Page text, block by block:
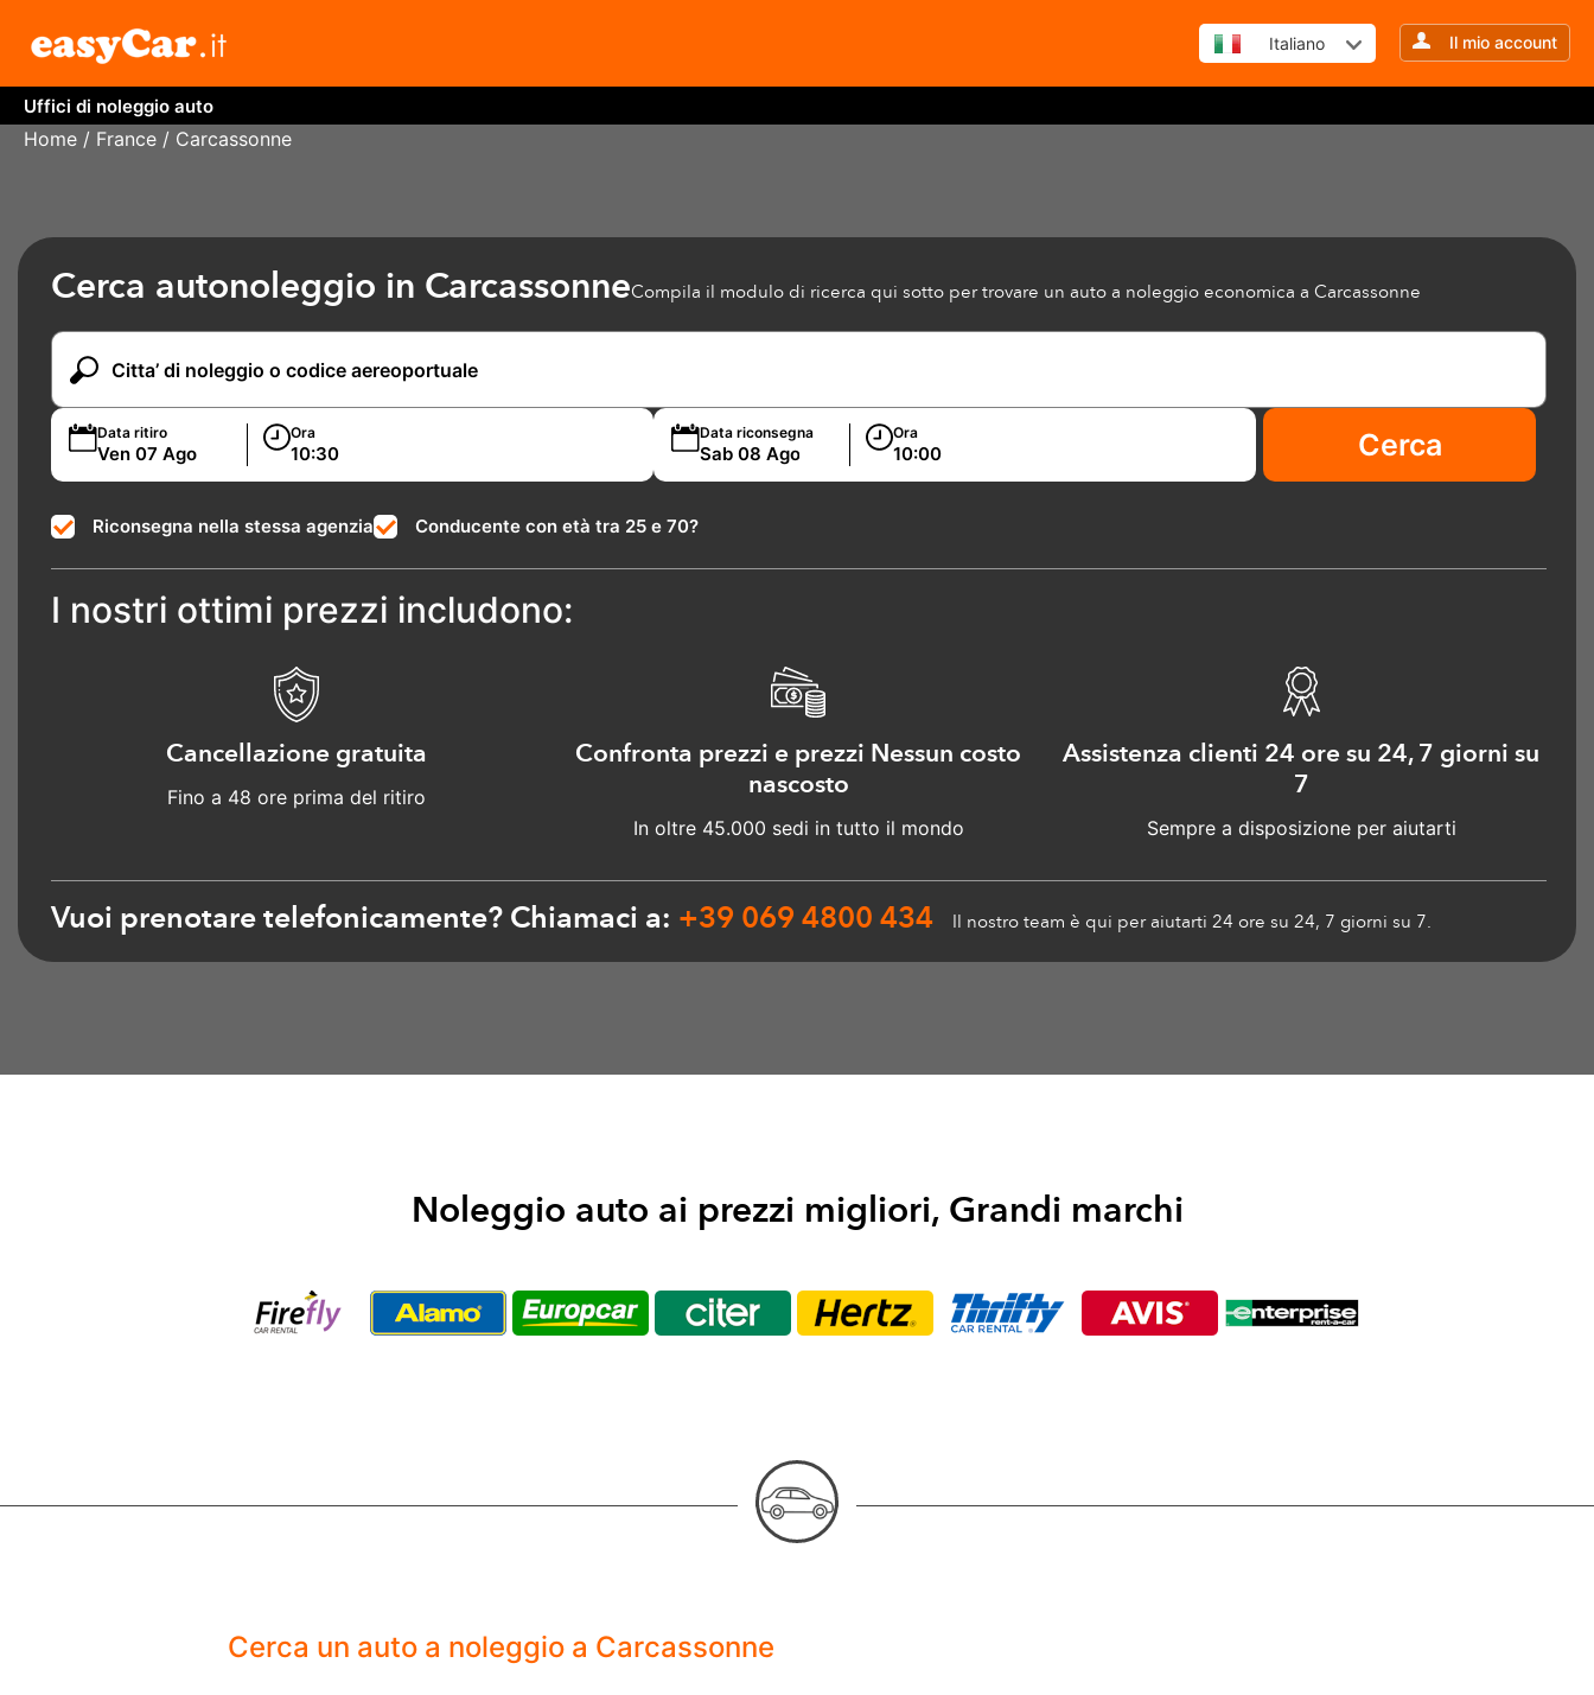
Italiano Il mio account
Uffici di noleggio auto
Home / France / Carcassonne
Cerca autonoleggio in CarcassonneCompila il modulo di ricerca qui sotto per trovare un auto a noleggio economica a Carcassonne
Data ritiro Ora Data riconsegna Ora
Riconsegna nella stessa agenzia Conducente con età tra 25 e 70?
I nostri ottimi prezzi includono:
Cancellazione gratuita
Fino a 48 ore prima del ritiro
Confronta prezzi e prezzi Nessun costo
nascosto
In oltre 45.000 sedi in tutto il mondo
Assistenza clienti 24 ore su 24, 7 giorni su
7
Sempre a disposizione per aiutarti
Vuoi prenotare telefonicamente? Chiamaci a: +39 069 4800 434 Il nostro team è qui per aiutarti 24 ore su 24, 7 giorni su 7.
Noleggio auto ai prezzi migliori, Grandi marchi
Cerca un auto a noleggio a Carcassonne